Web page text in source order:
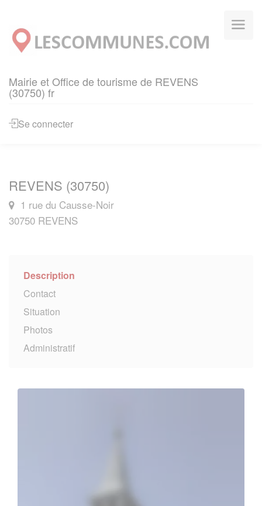
Mairie et Office de tourisme de REVENS
(30750) fr
Se connecter
REVENS (30750)
1 rue du Causse-Noir
30750 REVENS
Description
Contact
Situation
Photos
Administratif